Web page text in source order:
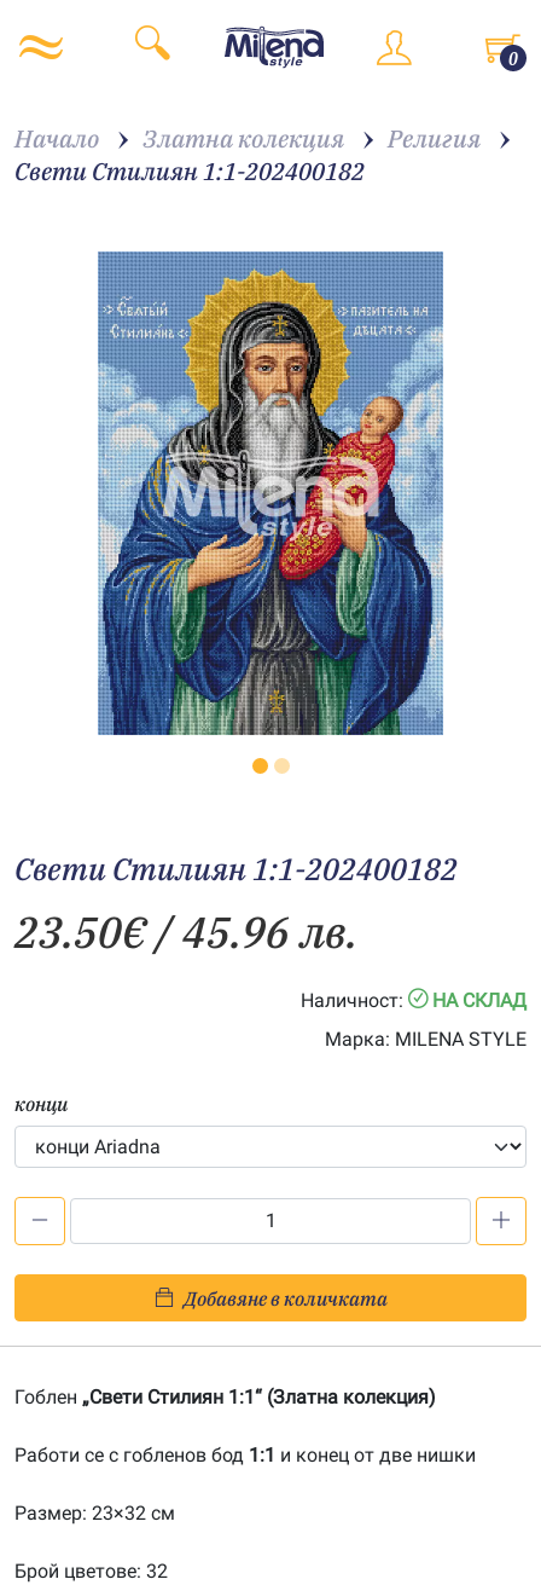
0
Начало Златна колекция
Религия
Свети Стилиян 1:1-202400182
Свети Стилиян 1:1-202400182
23.50€/ 45.96 лв.
Наличност:
НА СКЛАД
Марка: MILENA STYLE
конци
Стилиян
1:1-
Добавяне в количката
Гоблен „Свети Стилиян 1:1“ (Златна колекция)
Работи се с гобленов бод 1:1 и конец от две нишки
Размер: 23×32 см
Брой цветове: 32